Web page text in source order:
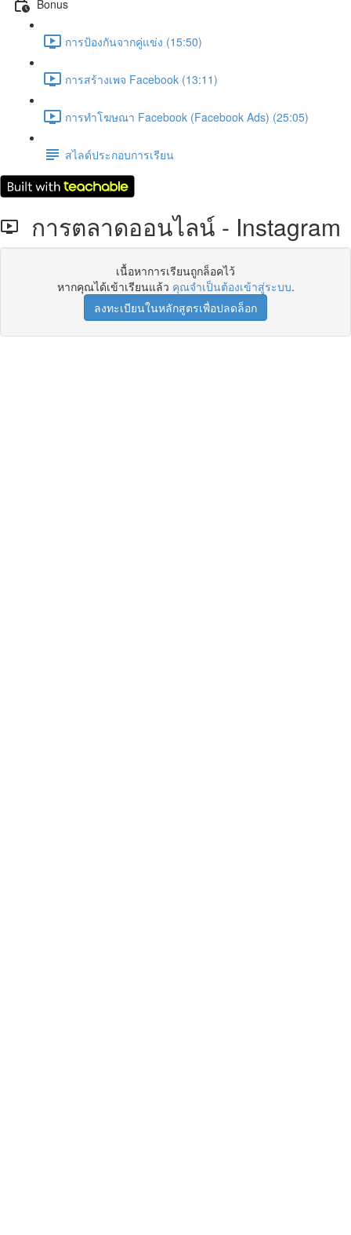
Bonus
การป้องกันจากคู่แข่ง (15:50)
การสร้างเพจ Facebook (13:11)
การทำโฆษณา Facebook (Facebook Ads) (25:05)
สไลด์ประกอบการเรียน
การตลาดออนไลน์ - Instagram
เนื้อหาการเรียนถูกล็อคไว้
หากคุณได้เข้าเรียนแล้ว คุณจำเป็นต้องเข้าสู่ระบบ.
ลงทะเบียนในหลักสูตรเพื่อปลดล็อก